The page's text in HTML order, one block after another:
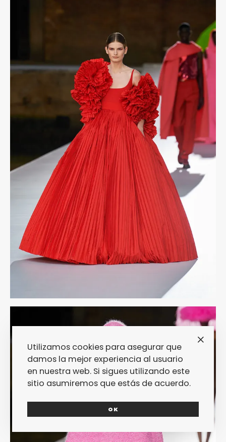
Utilizamos cookies para asegurar que
damos la mejor experiencia al usuario
en nuestra web. Si sigues utilizando este
sitio asumiremos que estás de acuerdo.
OK